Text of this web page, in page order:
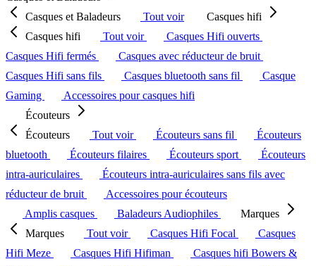
Casques et Baladeurs
Tout voir
Casques hifi
Casques hifi
Tout voir
Casques Hifi ouverts
Casques Hifi fermés
Casques avec réducteur de bruit
Casques Hifi sans fils
Casques bluetooth sans fil
Casque
Gaming
Accessoires pour casques hifi
Écouteurs
Écouteurs
Tout voir Écouteurs sans fil
Écouteurs
bluetooth
Écouteurs filaires Écouteurs sport
Écouteurs
intra-auriculaires
Écouteurs intra-auriculaires sans fils avec
réducteur de bruit
Accessoires pour écouteurs
Amplis casques
Baladeurs Audiophiles
Marques
Marques
Tout voir Casques Hifi Focal
Casques
Hifi Meze
Casques Hifi Hifiman
Casques hifi Bowers &